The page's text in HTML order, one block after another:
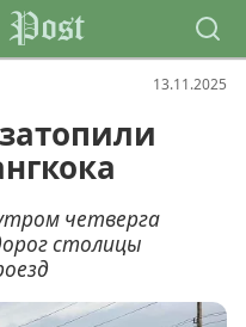
Post
13.11.2025
четверга
столицы